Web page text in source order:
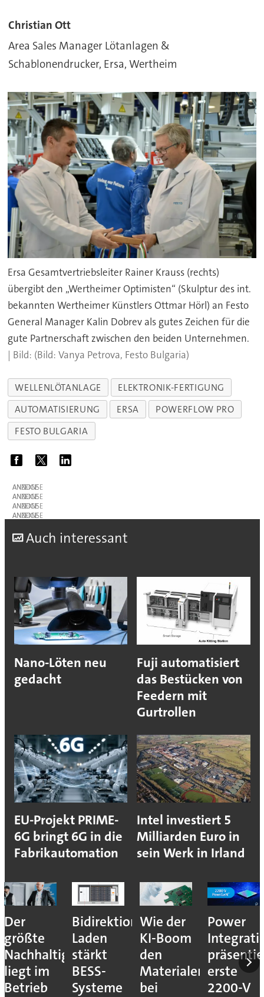
Christian Ott
Area Sales Manager Lötanlagen &
Schablonendrucker, Ersa, Wertheim
Ersa Gesamtvertriebsleiter Rainer Krauss (rechts)
übergibt den „Wertheimer Optimisten“ (Skulptur des int.
bekannten Wertheimer Künstlers Ottmar Hörl) an Festo
General Manager Kalin Dobrev als gutes Zeichen für die
gute Partnerschaft zwischen den beiden Unternehmen.
(Bild: Vanya Petrova, Festo Bulgaria)
WELLENLÖTANLAGE
ELEKTRONIK-FERTIGUNG
AUTOMATISIERUNG
ERSA
POWERFLOW PRO
FESTO BULGARIA
ANZEIGE
ANZEIGE
ANZEIGE
ANZEIGE
Auch interessant
Nano-Löten neu
gedacht
Fuji automatisiert
das Bestücken von
Feedern mit
Gurtrollen
EU-Projekt PRIME-
6G bringt 6G in die
Fabrikautomation
Intel investiert 5
Milliarden Euro in
sein Werk in Irland
Der
größte
Nachhaltigkeitshebel
liegt im
Betrieb
Bidirektionales
Laden
stärkt
BESS-
Systeme
Wie der
KI-Boom
den
Materialengpass
bei
Power
erste
2200-V